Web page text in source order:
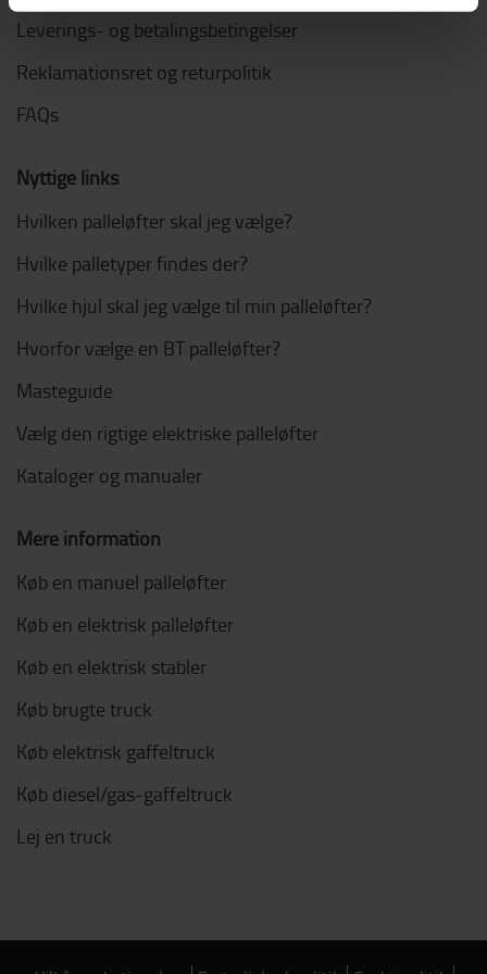
Leverings- og betalingsbetingelser
Reklamationsret og returpolitik
FAQs
Nyttige links
Hvilken palleløfter skal jeg vælge?
Hvilke palletyper findes der?
Hvilke hjul skal jeg vælge til min palleløfter?
Hvorfor vælge en BT palleløfter?
Masteguide
Vælg den rigtige elektriske palleløfter
Kataloger og manualer
Mere information
Køb en manuel palleløfter
Køb en elektrisk palleløfter
Køb en elektrisk stabler
Køb brugte truck
Køb elektrisk gaffeltruck
Køb diesel/gas-gaffeltruck
Lej en truck